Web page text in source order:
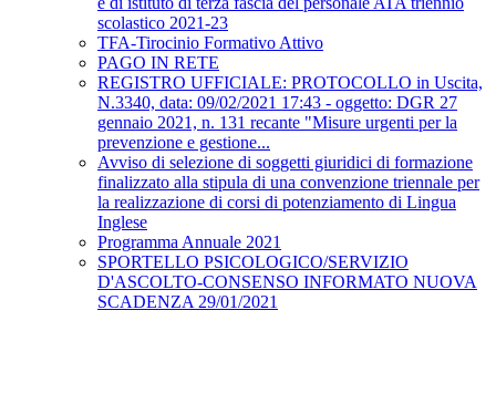
scolastico 2021-23
TFA-Tirocinio Formativo Attivo
PAGO IN RETE
REGISTRO UFFICIALE: PROTOCOLLO in Uscita,
N.3340, data: 09/02/2021 17:43 - oggetto: DGR 27
gennaio 2021, n. 131 recante "Misure urgenti per la
prevenzione e gestione...
Avviso di selezione di soggetti giuridici di formazione
finalizzato alla stipula di una convenzione triennale per
la realizzazione di corsi di potenziamento di Lingua
Inglese
Programma Annuale 2021
SPORTELLO PSICOLOGICO/SERVIZIO
D'ASCOLTO-CONSENSO INFORMATO NUOVA
SCADENZA 29/01/2021